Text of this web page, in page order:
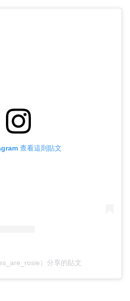
查看這則貼文
）分享的貼文